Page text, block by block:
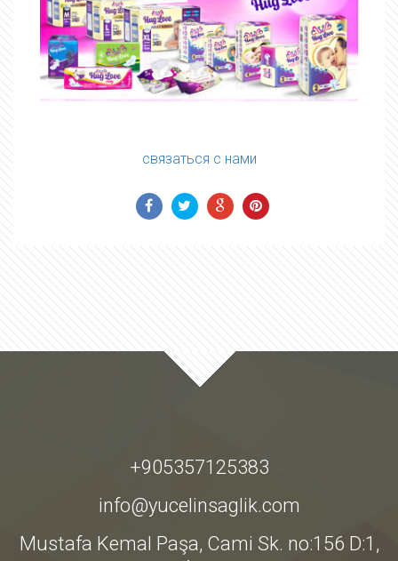
связаться с нами
+905357125383
info@yucelinsaglik.com
Mustafa Kemal Paşa, Cami Sk. no:156 D:1,